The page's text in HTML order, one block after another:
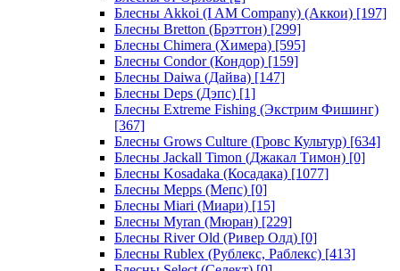
Блесны Akkoi (I AM Company) (Аккои) [197]
Блесны Bretton (Брэттон) [299]
Блесны Chimera (Химера) [595]
Блесны Condor (Кондор) [159]
Блесны Daiwa (Дайва) [147]
Блесны Deps (Дэпс) [1]
Блесны Extreme Fishing (Экстрим Фишинг)
[367]
Блесны Grows Culture (Гровс Культур) [634]
Блесны Jackall Timon (Джакал Тимон) [0]
Блесны Kosadaka (Косадака) [1077]
Блесны Mepps (Мепс) [0]
Блесны Miari (Миари) [15]
Блесны Myran (Мюран) [229]
Блесны River Old (Ривер Олд) [0]
Блесны Rublex (Рублекс, Раблекс) [413]